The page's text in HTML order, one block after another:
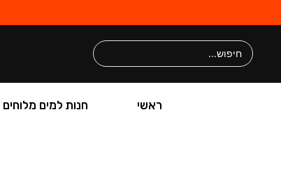
ראשי חנות למים מלוחים